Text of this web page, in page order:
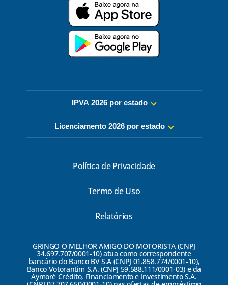
IPVA 2026 por estado
Licenciamento 2026 por estado
Política de Privacidade
Termo de Uso
Relatórios
GRINGO O MELHOR AMIGO DO MOTORISTA (CNPJ
34.697.707/0001-10) atua como correspondente
bancário do Banco BV S.A (CNPJ 01.858.774/0001-10),
Banco Votorantim S.A. (CNPJ 59.588.111/0001-03) e da
Aymoré Crédito, Financiamento e Investimento S.A.